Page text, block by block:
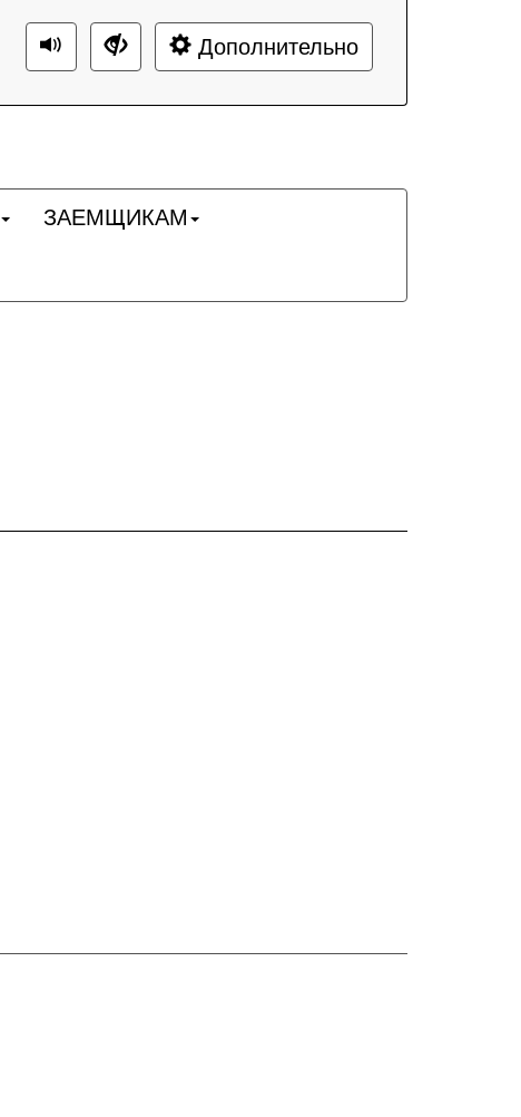
Дополнительно
ЗАЕМЩИКАМ